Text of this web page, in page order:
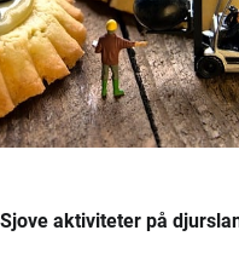
aktiviteter på